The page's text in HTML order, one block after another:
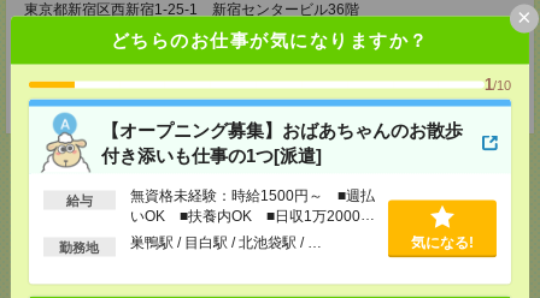
どちらのお仕事が気になりますか？
1/10
【オープニング募集】おばあちゃんのお散歩
付き添いも仕事の1つ[派遣]
給与
無資格未経験：時給1500円～ ■週払
いOK ■扶養内OK ■日収1万2000円
以上
勤務地 巣鴨駅 / 目白駅 / 北池袋駅 / … 気になる!
×
東京都新宿区西新宿1-25-1 新宿センタービル36階
TEL：0120-26-4510
担当：募集センター(登録選考会の予約受付専用部署) ※お仕事の詳細に関し
ては登録選考会にてご説明致します。
受付可能日時：月曜日～日曜日・10時～20時(年末年始を除く)
応募ページへ